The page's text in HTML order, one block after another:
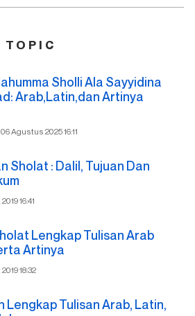
TOPIC
Sholli Ala Sayyidina
Arab,Latin,dan Artinya
Agustus 2025 16:11
Sholat : Dalil, Tujuan Dan
16:41
Lengkap Tulisan Arab
Artinya
18:32
Lengkap Tulisan Arab, Latin,